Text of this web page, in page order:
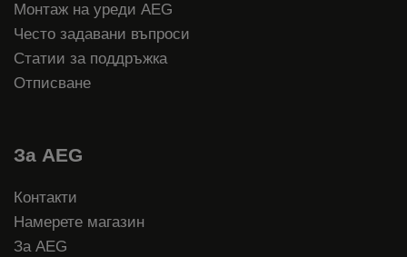
Монтаж на уреди AEG
Често задавани въпроси
Статии за поддръжка
Отписване
За AEG
Контакти
Намерете магазин
За AEG